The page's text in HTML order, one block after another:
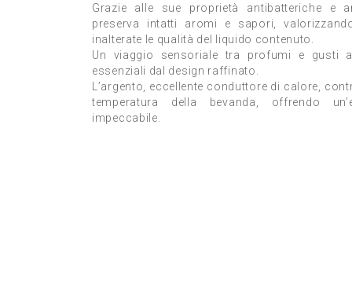
Grazie alle sue proprietà antibatteriche e
preserva intatti aromi e sapori,
inalterate le qualità del liquido contenuto.
Un viaggio sensoriale tra profumi e gusti
essenziali dal design raffinato.
L’argento, eccellente conduttore di calore,
temperatura della bevanda, offrendo
impeccabile.